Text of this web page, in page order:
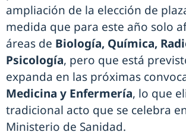
ampliación de la elección de
medida que para este año solo
áreas de Biología, Química,
Psicología, pero que está
expanda en las próximas
Medicina y Enfermería, lo que
tradicional acto que se celebra
Ministerio de Sanidad.